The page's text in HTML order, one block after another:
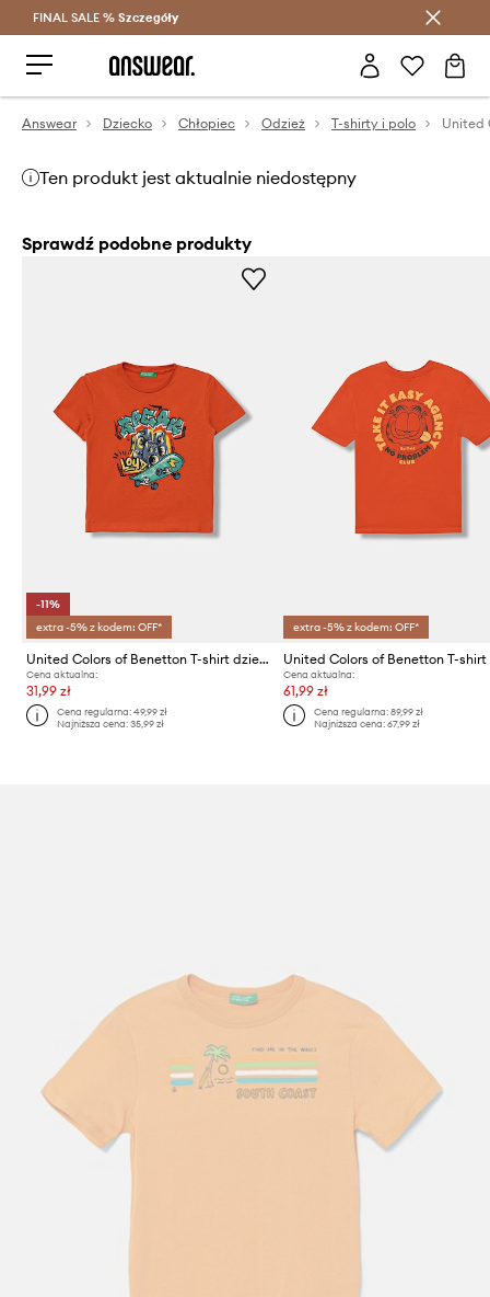
Oszczędzaj z Answear Club >
FINAL SALE % Szczegóły
Answear Dziecko Chłopiec Odzież T-shirty i polo
Ten produkt jest aktualnie niedostępny
Sprawdź podobne produkty
-11%
extra -5% z kodem: OFF*
United Colors of Benetton T-shirt dziecięcy bawełniany
Cena aktualna:
31,99 zł
Cena regularna:49,99 zł
Najniższa cena:35,99 zł
extra -5% z kodem: OFF*
Cena aktualna:
61,99 zł
Cena regularna: 89,99 zł
Najniższa cena: 67,99 zł